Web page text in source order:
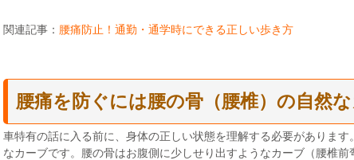
関連記事： 腰痛防止！通勤・通学時にできる正しい歩き方
腰痛を防ぐには腰の骨（腰椎）の自然
車特有の話に入る前に、身体の正しい状態を理解する必要がありま
なカーブです。腰の骨はお腹側に少しせり出すようなカーブ（腰椎